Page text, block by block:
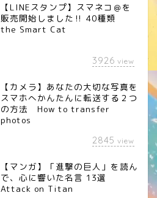
【LINEスタンプ】スマネコ＠を
販売開始しました‼︎ 40種類
the Smart Cat
3926 view
【カメラ】あなたの大切な写真を
スマホへかんたんに転送する２つ
の方法 How to transfer
photos
2845 view
【マンガ】「進撃の巨人」を読ん
で、心に響いた名言 13選
Attack on Titan